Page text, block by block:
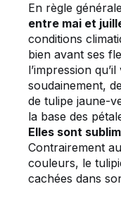
En règle
entre mai et
conditions
bien avant ses
l’impression
soudainement,
de tulipe jaune-
la base des
Elles sont
Contrairement
couleurs, le
cachées dans